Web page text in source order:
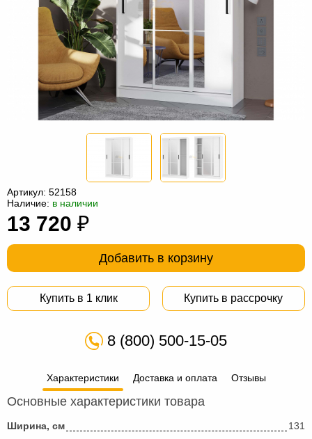
гостиную
прихожей
Комоды
мебель
мешки
Мебель
из
Садовая
Артикул: 52158
Наличие: в наличии
13 720 ₽
Добавить в корзину
Купить в 1 клик Купить в рассрочку
8 (800) 500-15-05
Характеристики Доставка и оплата Отзывы
Основные характеристики товара
Ширина, см
131